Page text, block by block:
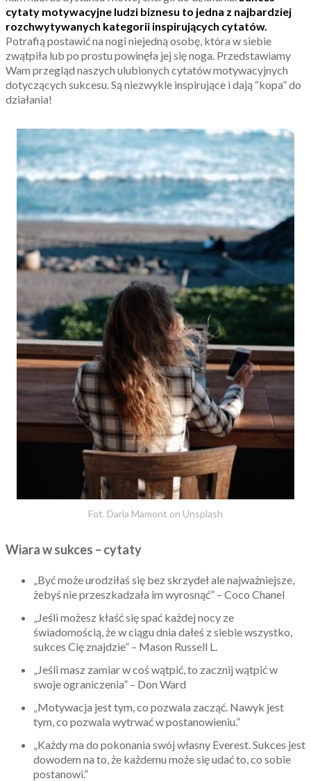
cytaty motywacyjne ludzi biznesu to jedna z najbardziej
rozchwytywanych kategorii inspirujących cytatów.
Potrafią postawić na nogi niejedną osobę, która w siebie
zwątpiła lub po prostu powinęła jej się noga. Przedstawiamy
Wam przegląd naszych ulubionych cytatów motywacyjnych
dotyczących sukcesu. Są niezwykle inspirujące i dają “kopa” do
działania!
Fot. Daria Mamont on Unsplash
Wiara w sukces – cytaty
„Być może urodziłaś się bez skrzydeł ale najważniejsze,
żebyś nie przeszkadzała im wyrosnąć” – Coco Chanel
„Jeśli możesz kłaść się spać każdej nocy ze
świadomością, że w ciągu dnia dałeś z siebie wszystko,
sukces Cię znajdzie” – Mason Russell L.
„Jeśli masz zamiar w coś wątpić, to zacznij wątpić w
swoje ograniczenia” – Don Ward
„Motywacja jest tym, co pozwala zacząć. Nawyk jest
tym, co pozwala wytrwać w postanowieniu.”
„Każdy ma do pokonania swój własny Everest. Sukces jest
dowodem na to, że każdemu może się udać to, co sobie
postanowi.”